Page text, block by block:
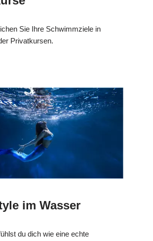
Sie Ihre Schwimmziele in
Privatkursen.
im Wasser
du dich wie eine echte